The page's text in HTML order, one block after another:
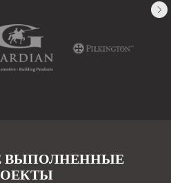
ВЫПОЛНЕННЫЕ